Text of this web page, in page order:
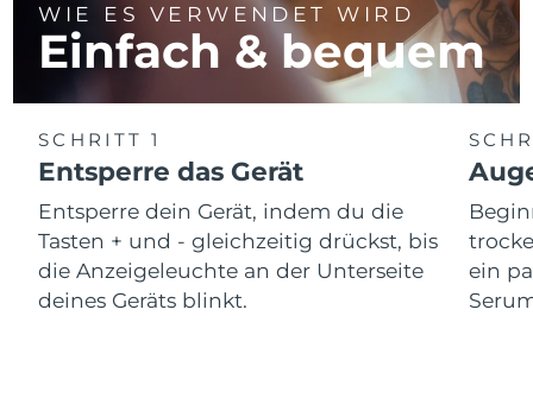
WIE ES VERWENDET WIRD
Einfach & bequem
SCHRITT 1
Entsperre das Gerät
Entsperre dein Gerät, indem du die
Tasten + und - gleichzeitig drückst, bis
die Anzeigeleuchte an der Unterseite
deines Geräts blinkt.
ein